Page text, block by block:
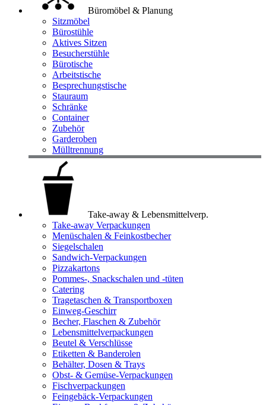
Büromöbel & Planung
Sitzmöbel
Bürostühle
Aktives Sitzen
Besucherstühle
Bürotische
Arbeitstische
Besprechungstische
Stauraum
Schränke
Container
Zubehör
Garderoben
Mülltrennung
Take-away & Lebensmittelverp.
Take-away Verpackungen
Menüschalen & Feinkostbecher
Siegelschalen
Sandwich-Verpackungen
Pizzakartons
Pommes-, Snackschalen und -tüten
Catering
Tragetaschen & Transportboxen
Einweg-Geschirr
Becher, Flaschen & Zubehör
Lebensmittelverpackungen
Beutel & Verschlüsse
Etiketten & Banderolen
Behälter, Dosen & Trays
Obst- & Gemüse-Verpackungen
Fischverpackungen
Feingebäck-Verpackungen